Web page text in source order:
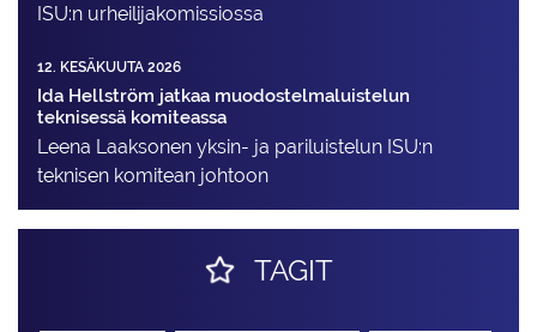
ISU:n urheilija­komissiossa
12. KESÄKUUTA 2026
Ida Hellström jatkaa muodostelmaluistelun
teknisessä komiteassa
Leena Laaksonen yksin- ja pariluistelun ISU:n
teknisen komitean johtoon
TAGIT